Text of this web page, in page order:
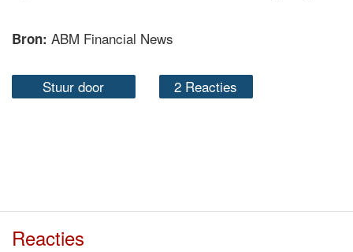
Bron: ABM Financial News
Stuur door 2 Reacties
Reacties